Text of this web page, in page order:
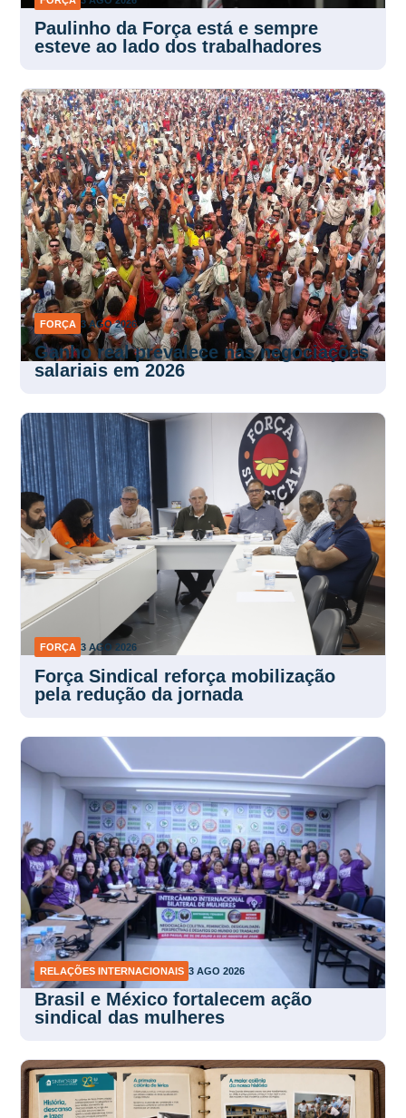
Paulinho da Força está e sempre
esteve ao lado dos trabalhadores
FORÇA 3 AGO 2026
Ganho real prevalece nas negociações
salariais em 2026
FORÇA 3 AGO 2026
Força Sindical reforça mobilização
pela redução da jornada
RELAÇÕES INTERNACIONAIS 3 AGO 2026
Brasil e México fortalecem ação
sindical das mulheres